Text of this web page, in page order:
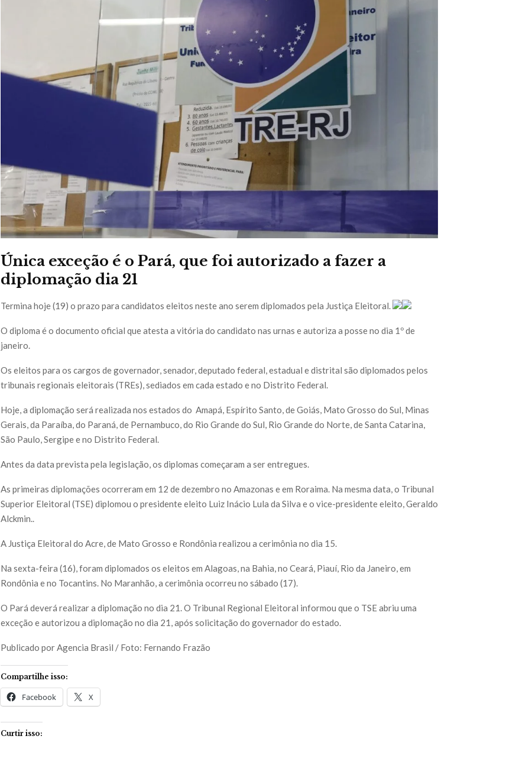
Única exceção é o Pará, que foi autorizado a fazer a
diplomação dia 21
Termina hoje (19) o prazo para candidatos eleitos neste ano serem diplomados pela Justiça Eleitoral.
O diploma é o documento oficial que atesta a vitória do candidato nas urnas e autoriza a posse no dia 1º de
janeiro.
Os eleitos para os cargos de governador, senador, deputado federal, estadual e distrital são diplomados pelos
tribunais regionais eleitorais (TREs), sediados em cada estado e no Distrito Federal.
Hoje, a diplomação será realizada nos estados do Amapá, Espírito Santo, de Goiás, Mato Grosso do Sul, Minas
Gerais, da Paraíba, do Paraná, de Pernambuco, do Rio Grande do Sul, Rio Grande do Norte, de Santa Catarina,
São Paulo, Sergipe e no Distrito Federal.
Antes da data prevista pela legislação, os diplomas começaram a ser entregues.
As primeiras diplomações ocorreram em 12 de dezembro no Amazonas e em Roraima. Na mesma data, o Tribunal
Superior Eleitoral (TSE) diplomou o presidente eleito Luiz Inácio Lula da Silva e o vice-presidente eleito, Geraldo
Alckmin..
A Justiça Eleitoral do Acre, de Mato Grosso e Rondônia realizou a cerimônia no dia 15.
Na sexta-feira (16), foram diplomados os eleitos em Alagoas, na Bahia, no Ceará, Piauí, Rio da Janeiro, em
Rondônia e no Tocantins. No Maranhão, a cerimônia ocorreu no sábado (17).
O Pará deverá realizar a diplomação no dia 21. O Tribunal Regional Eleitoral informou que o TSE abriu uma
exceção e autorizou a diplomação no dia 21, após solicitação do governador do estado.
Publicado por Agencia Brasil / Foto: Fernando Frazão
Compartilhe isso:
Facebook X
Curtir isso: